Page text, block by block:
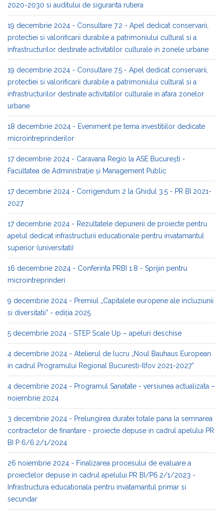
2020-2030 si auditului de siguranta rutiera
19 decembrie 2024 - Consultare 7.2 - Apel dedicat conservarii,
protectiei si valorificarii durabile a patrimoniului cultural si a
infrastructurilor destinate activitatilor culturale in zonele urbane
19 decembrie 2024 - Consultare 7.5 - Apel dedicat conservarii,
protectiei si valorificarii durabile a patrimoniului cultural si a
infrastructurilor destinate activitatilor culturale in afara zonelor
urbane
18 decembrie 2024 - Eveniment pe tema investitiilor dedicate
microintreprinderilor
17 decembrie 2024 - Caravana Regio la ASE București -
Facultatea de Administrație și Management Public​
17 decembrie 2024 - Corrigendum 2 la Ghidul 3.5 - PR BI 2021-
2027
17 decembrie 2024 - Rezultatele depunerii de proiecte pentru
apelul dedicat infrastructurii educationale pentru invatamantul
superior (universitati)
16 decembrie 2024 - Conferinta PRBI 1.8 - Sprijin pentru
microintreprinderi
9 decembrie 2024 - Premiul „Capitalele europene ale incluziunii
si diversitatii” - ediția 2025
5 decembrie 2024 - STEP Scale Up – apeluri deschise
4 decembrie 2024 - Atelierul de lucru „Noul Bauhaus European
in cadrul Programului Regional Bucuresti-Ilfov 2021-2027”
4 decembrie 2024 - Programul Sanatate - versiunea actualizata –
noiembrie 2024
3 decembrie 2024 - Prelungirea duratei totale pana la semnarea
contractelor de finantare - proiecte depuse in cadrul apelului PR
BI P 6/6.2/1/2024
26 noiembrie 2024 - Finalizarea procesului de evaluare a
proiectelor depuse in cadrul apelului PR BI/P6.2/1/2023 -
Infrastructura educationala pentru invatamantul primar si
secundar